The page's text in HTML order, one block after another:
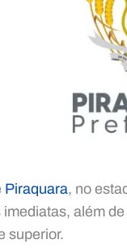
Piraquara, no
além
superior.